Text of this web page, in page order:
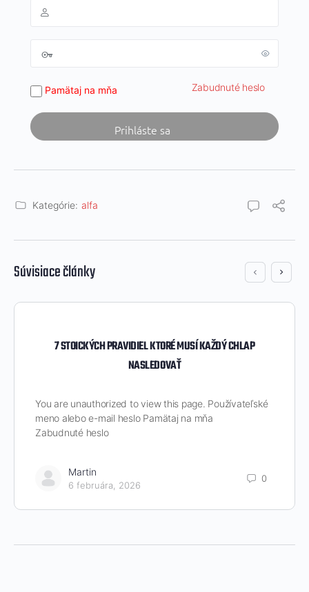
Pamätaj na mňa Zabudnuté heslo
Kategórie: alfa
Súvisiace články
7 STOICKÝCH PRAVIDIEL KTORÉ MUSÍ KAŽDÝ CHLAP
NASLEDOVAŤ
You are unauthorized to view this page. Používateľské
meno alebo e-mail heslo Pamätaj na mňa
Zabudnuté heslo
Martin
6 februára, 2026
0